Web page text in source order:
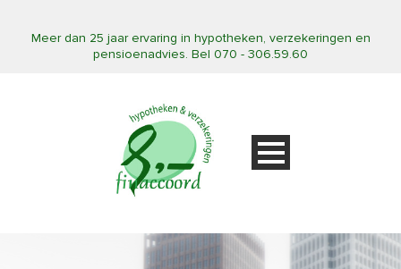
Meer dan 25 jaar ervaring in hypotheken, verzekeringen en
pensioenadvies. Bel 070 - 306.59.60